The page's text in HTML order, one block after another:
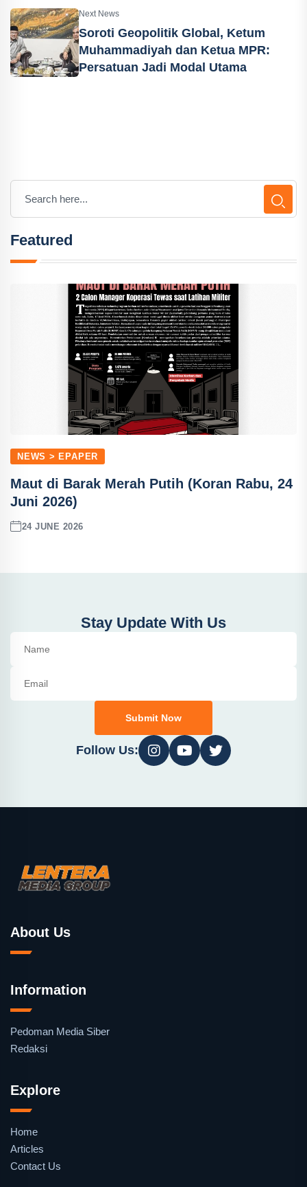
Next News
Soroti Geopolitik Global, Ketum
Muhammadiyah dan Ketua MPR:
Persatuan Jadi Modal Utama
Featured
NEWS > EPAPER
Maut di Barak Merah Putih (Koran Rabu, 24
Juni 2026)
24 JUNE 2026
Stay Update With Us
Submit Now
Follow Us:
About Us
Information
Pedoman Media Siber
Redaksi
Explore
Home
Articles
Contact Us